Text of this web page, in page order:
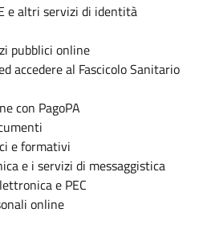
e altri servizi di identità
pubblici online
accedere al Fascicolo Sanitario
con PagoPA
e formativi
e i servizi di messaggistica
e PEC
online